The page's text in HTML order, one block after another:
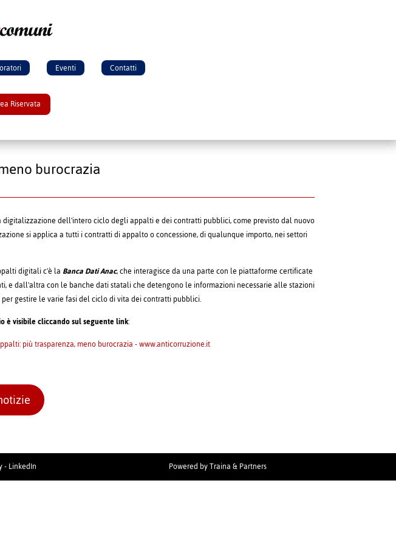
Eventi Contatti
Riservata
burocrazia
digitalizzazione dell'intero ciclo degli appalti e dei contratti pubblici, come previsto dal nuovo
si applica a tutti i contratti di appalto o concessione, di qualunque importo, nei settori
digitali c'è la Banca Dati Anac, che interagisce da una parte con le piattaforme certificate
e dall'altra con le banche dati statali che detengono le informazioni necessarie alle stazioni
gestire le varie fasi del ciclo di vita dei contratti pubblici.
è visibile cliccando sul seguente link:
più trasparenza, meno burocrazia - www.anticorruzione.it
-LinkedIn Powered byTraina & Partners